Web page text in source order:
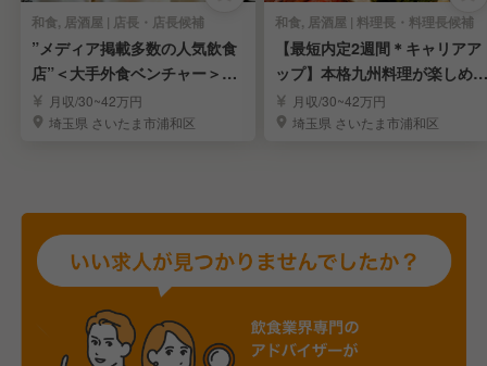
和食, 居酒屋 | 店長・店長候補
”メディア掲載多数の人気飲食
店”＜大手外食ベンチャー＞～
店長候補を大募集～
月収/30~42万円
埼玉県 さいたま市浦和区
和食, 居酒屋 | 料理長・料理長候補
【最短内定2週間＊キャリアア
ップ】本格九州料理が楽しめる
居酒屋｜北浦和駅
月収/30~42万円
埼玉県 さいたま市浦和区